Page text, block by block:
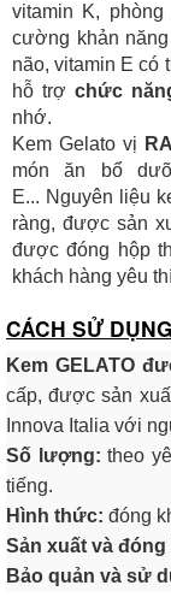
vitamin K,
cường khản
não, vitamin E có
hỗ trợ chức
nhớ.
Kem Gelato vị
món ăn bổ
E... Nguyên liệu
ràng, được sản
được đóng hộp
khách hàng yêu
CÁCH SỬ DỤNG
Kem GELATO
cấp, được sản
Innova Italia với
Số lượng:theo
tiếng.
Hình thức: đóng
Sản xuất và đóng
Bảo quản và sử